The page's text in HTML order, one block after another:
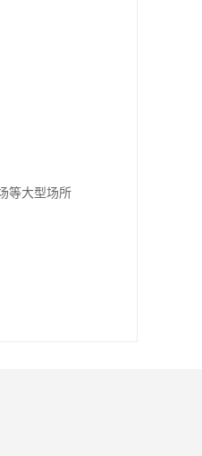
等大型场所